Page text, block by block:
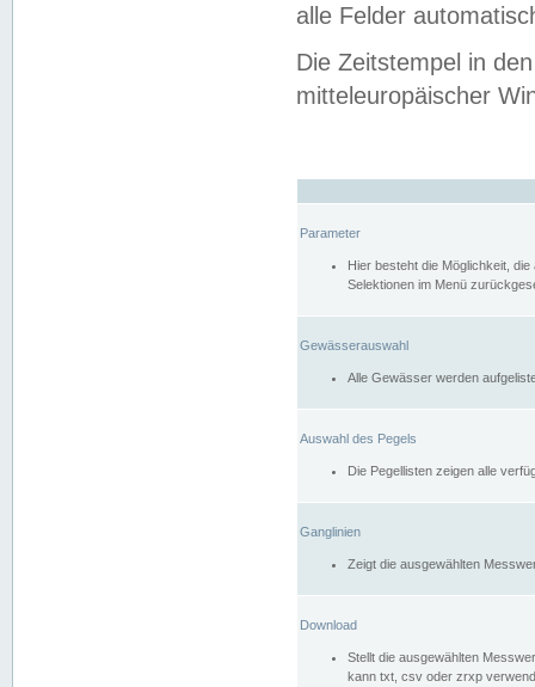
alle Felder
Die Zeitstempel in
mitteleuropäischer
Parameter
Hier besteht die Möglichkeit,
Selektionen im Menü
Gewässerauswahl
Alle Gewässer werden
Auswahl des Pegels
Die Pegellisten zeigen alle
Ganglinien
Zeigt die ausgewählten
Download
Stellt die ausgewählten
kann txt, csv oder zrxp